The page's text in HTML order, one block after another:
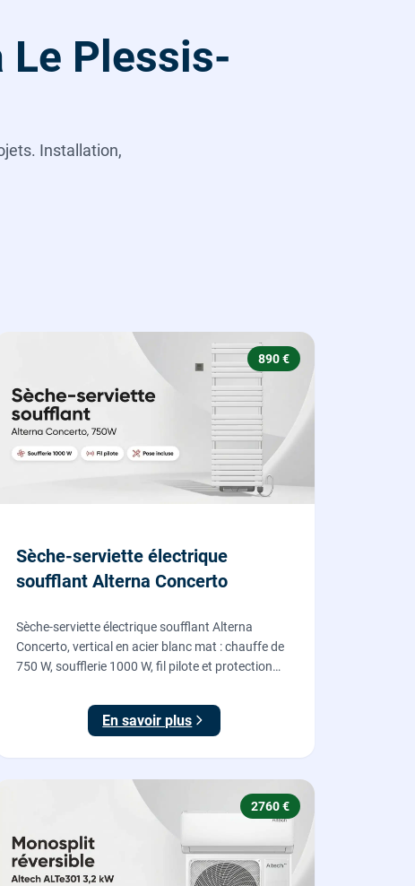
Le Plessis-
Installation,
890 €
Sèche-serviette électrique
soufflant Alterna Concerto
Sèche-serviette électrique soufflant Alterna
Concerto, vertical en acier blanc mat : chauffe de
750 W, soufflerie 1000 W, fil pilote et protection
En savoir plus
2760 €